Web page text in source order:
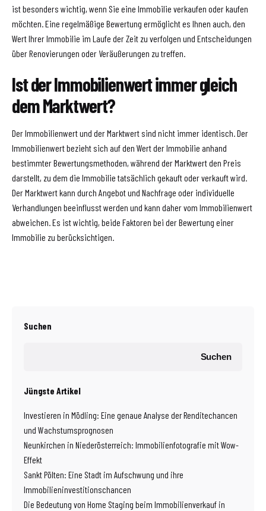
ist besonders wichtig, wenn Sie eine Immobilie verkaufen oder kaufen
möchten. Eine regelmäßige Bewertung ermöglicht es Ihnen auch, den
Wert Ihrer Immobilie im Laufe der Zeit zu verfolgen und Entscheidungen
über Renovierungen oder Veräußerungen zu treffen.
Ist der Immobilienwert immer gleich
dem Marktwert?
Der Immobilienwert und der Marktwert sind nicht immer identisch. Der
Immobilienwert bezieht sich auf den Wert der Immobilie anhand
bestimmter Bewertungsmethoden, während der Marktwert den Preis
darstellt, zu dem die Immobilie tatsächlich gekauft oder verkauft wird.
Der Marktwert kann durch Angebot und Nachfrage oder individuelle
Verhandlungen beeinflusst werden und kann daher vom Immobilienwert
abweichen. Es ist wichtig, beide Faktoren bei der Bewertung einer
Immobilie zu berücksichtigen.
Suchen
Suchen
Jüngste Artikel
Investieren in Mödling: Eine genaue Analyse der Renditechancen
und Wachstumsprognosen
Neunkirchen in Niederösterreich: Immobilienfotografie mit Wow-
Effekt
Sankt Pölten: Eine Stadt im Aufschwung und ihre
Immobilieninvestitionschancen
Die Bedeutung von Home Staging beim Immobilienverkauf in